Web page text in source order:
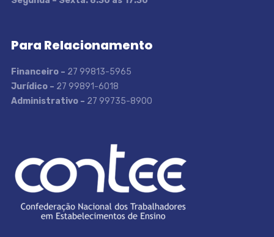
Para Relacionamento
Financeiro – 27 99813-5965
Jurídico – 27 99891-6018
Administrativo – 27 99735-8900